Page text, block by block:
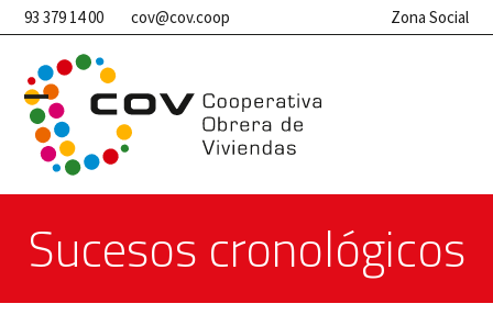
Skip
to
content
93 379 14 00 cov@cov.coop Zona Social
Open
mobile
menu
Close
mobile
menu
Sucesos cronológicos